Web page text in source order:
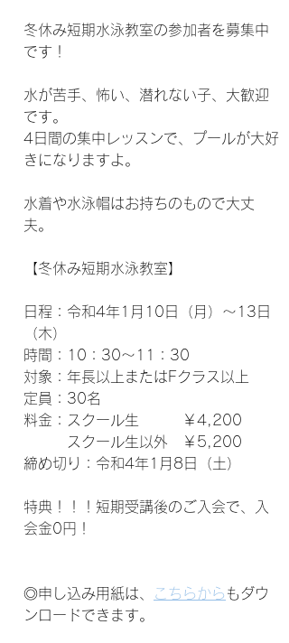
冬休み短期水泳教室の参加者を募集中
です！
水が苦手、怖い、潜れない子、大歓迎
です。
4日間の集中レッスンで、プールが大好
きになりますよ。
水着や水泳帽はお持ちのもので大丈
夫。
【冬休み短期水泳教室】
日程：令和4年1月10日（月）〜13日
（木）
時間：10：30〜11：30
対象：年長以上またはFクラス以上
定員：30名
料金：スクール生　　　￥4,200
スクール生以外　￥5,200
締め切り：令和4年1月8日（土）
特典！！！短期受講後のご入会で、入
会金0円！
◎申し込み用紙は、 こちらから もダウ
ンロードできます。